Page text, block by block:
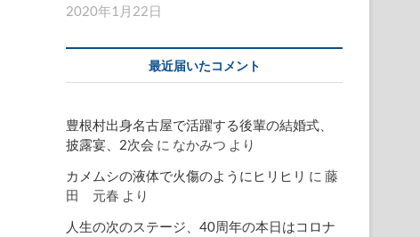
2020年1月22日
最近届いたコメント
豊根村出身名古屋で活躍する後輩の結婚式、
披露宴、2次会 に なかみつ より
カメムシの液体で火傷のようにヒリヒリ に 藤
田 元春 より
人生の次のステージ、40周年の本日はコロナ